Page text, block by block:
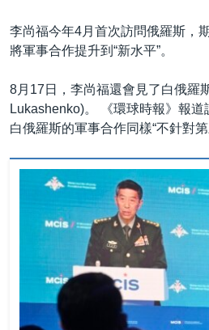
李尚福今年4月首次訪問俄羅斯，
將軍事合作提升到“新水平”。
8月17日，李尚福還會見了白俄羅
Lukashenko)。 《環球時報》報
白俄羅斯的軍事合作同樣“不針對第